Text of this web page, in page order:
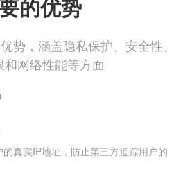
的优势
势，涵盖隐私保护、安全性、
和网络性能等方面
真实IP地址，防止第三方追踪用户的